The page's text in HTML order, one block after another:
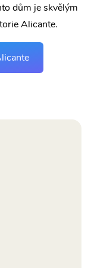
dům je skvělým
Alicante.